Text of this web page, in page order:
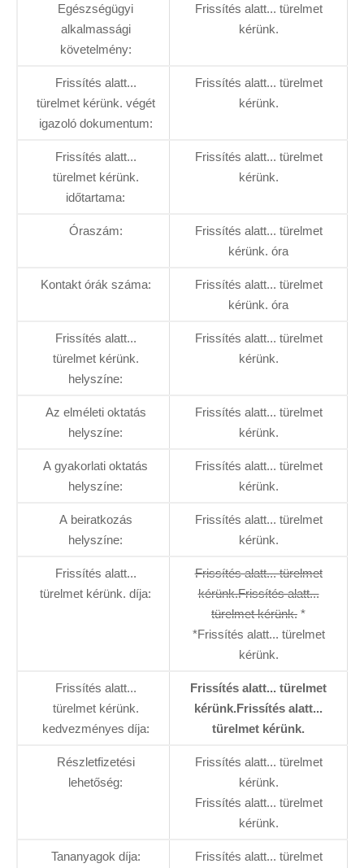
Egészségügyi
alkalmassági
követelmény:
Frissítés alatt... türelmet
kérünk.
Frissítés alatt...
türelmet kérünk. végét
igazoló dokumentum:
Frissítés alatt... türelmet
kérünk.
Frissítés alatt...
türelmet kérünk.
időtartama:
Frissítés alatt... türelmet
kérünk.
Óraszám:
Frissítés alatt... türelmet
kérünk. óra
Kontakt órák száma:
Frissítés alatt... türelmet
kérünk. óra
Frissítés alatt...
türelmet kérünk.
helyszíne:
Frissítés alatt... türelmet
kérünk.
Az elméleti oktatás
helyszíne:
Frissítés alatt... türelmet
kérünk.
A gyakorlati oktatás
helyszíne:
Frissítés alatt... türelmet
kérünk.
A beiratkozás
helyszíne:
Frissítés alatt... türelmet
kérünk.
Frissítés alatt...
türelmet kérünk. díja:
Frissítés alatt... türelmet
kérünk.Frissítés alatt...
türelmet kérünk. *
*Frissítés alatt... türelmet
kérünk.
Frissítés alatt...
türelmet kérünk.
kedvezményes díja:
Frissítés alatt... türelmet
kérünk.Frissítés alatt...
türelmet kérünk.
Részletfizetési
lehetőség:
Frissítés alatt... türelmet
kérünk.
Frissítés alatt... türelmet
kérünk.
Tananyagok díja:
Frissítés alatt... türelmet